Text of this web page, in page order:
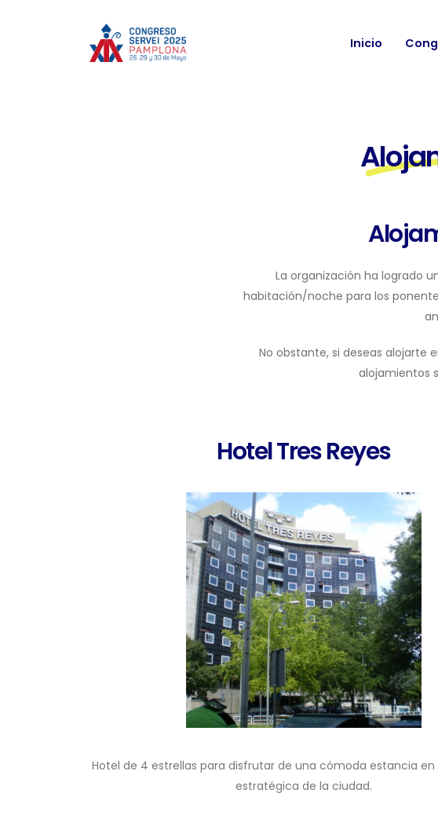
Inicio
La organización ha logrado
habitación/noche para los
No obstante, si deseas alojarte
alojamientos
Hotel Tres Reyes
Hotel de 4 estrellas para disfrutar de una cómoda estancia
estratégica de la ciudad.